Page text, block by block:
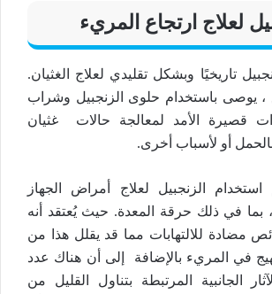
لعلاج ارتجاع المريء
تاريخيًا وبشكل تقليدي لعلاج الغثيان.
، يوصى باستخدام حلوى الزنجبيل وشراب
قصيرة الأمد لمعالجة حالات غثيان
أو لأسباب أخرى.
الزنجبيل لعلاج أمراض الجهاز
بما في ذلك حرقة المعدة. حيث يُعتقد أنه
مضادة للالتهابات مما قد يقلل هذا من
في المريء بالإضافة إلى أن هناك عدد
الجانبية المرتبطة بتناول القليل من